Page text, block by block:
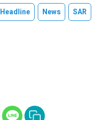
Headline News
SAR